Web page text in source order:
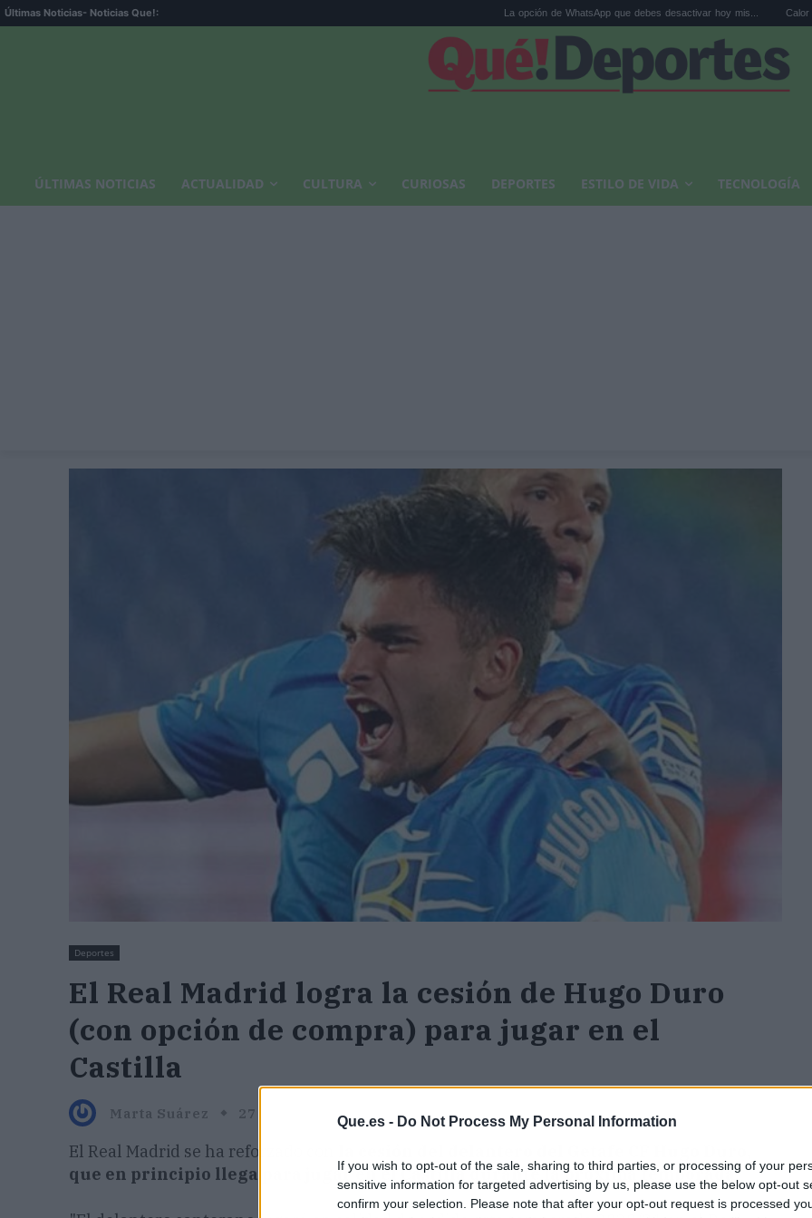
Que.es - Do Not Process My Personal Information
If you wish to opt-out of the sale, sharing to third parties, or processing of your
sensitive information for targeted advertising by us, please use the below opt-out
confirm your selection. Please note that after your opt-out request is processed
Últimas Noticias- Noticias Que!: La opción de WhatsApp que debes desactivar hoy mis... Calor extremo y
ÚLTIMAS NOTICIAS ACTUALIDAD CULTURA CURIOSAS DEPORTES ESTILO DE VIDA TECNOLOGÍA
Deportes
El Real Madrid logra la cesión de Hugo Duro
(con opción de compra) para jugar en el
Castilla
Marta Suárez 27 agosto, 2020 11:04
El Real Madrid se ha reforzado con
que en principio llega para jugar en el Castilla durante la próxima temporada.